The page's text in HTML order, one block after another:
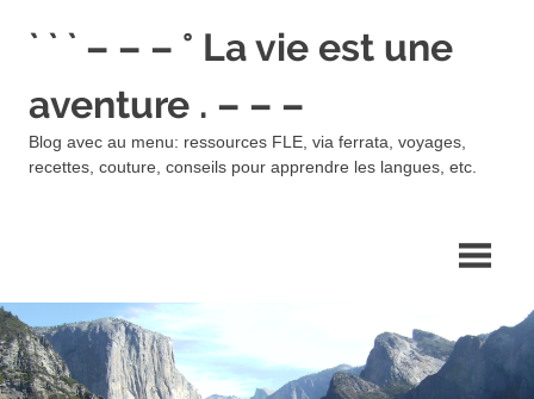
` ` ` – – – ° La vie est une
aventure . – – –
Blog avec au menu: ressources FLE, via ferrata, voyages,
recettes, couture, conseils pour apprendre les langues, etc.